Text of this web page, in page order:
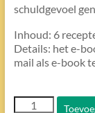
schuldgevoel
Inhoud: 6
Details: het e-
mail als e-book